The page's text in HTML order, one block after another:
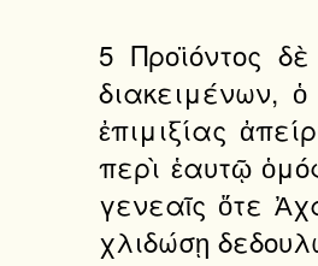
5 Προϊόντος
διακειμένων,
ἐπιμιξίας
περὶ ἑαυτῷ
γενεαῖς ὅτε
χλιδώσῃ